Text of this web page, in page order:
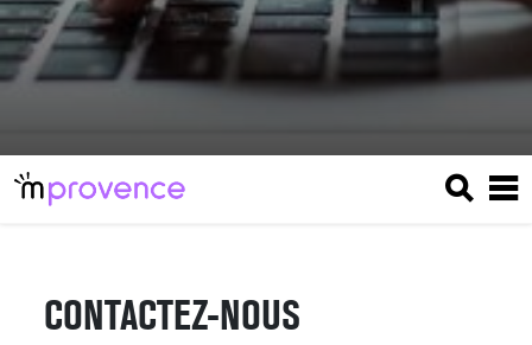
CONTACTEZ-NOUS